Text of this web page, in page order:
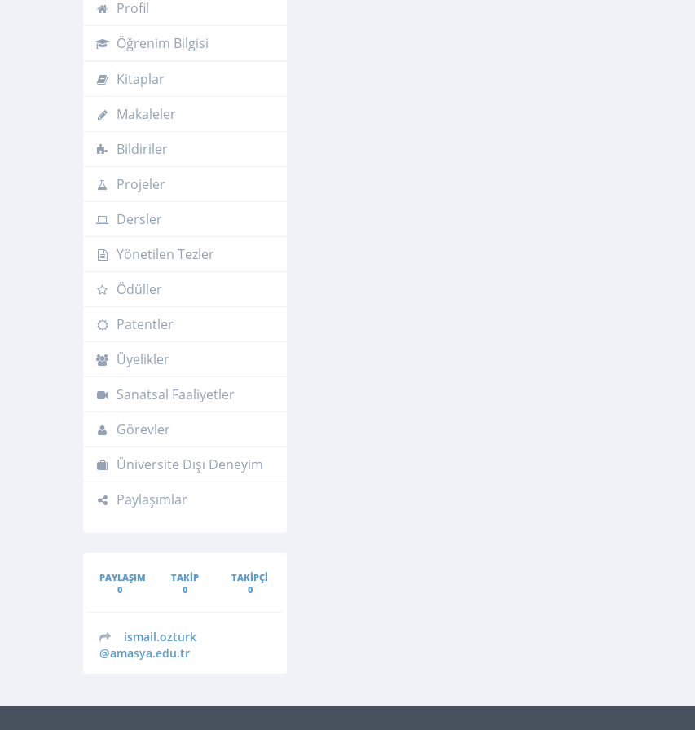
Profil
Öğrenim Bilgisi
Kitaplar
Makaleler
Bildiriler
Projeler
Dersler
Yönetilen Tezler
Ödüller
Patentler
Üyelikler
Sanatsal Faaliyetler
Görevler
Üniversite Dışı Deneyim
Paylaşımlar
PAYLAŞIM
0
TAKIP
0
TAKIPÇI
0
ismail.ozturk
@amasya.edu.tr